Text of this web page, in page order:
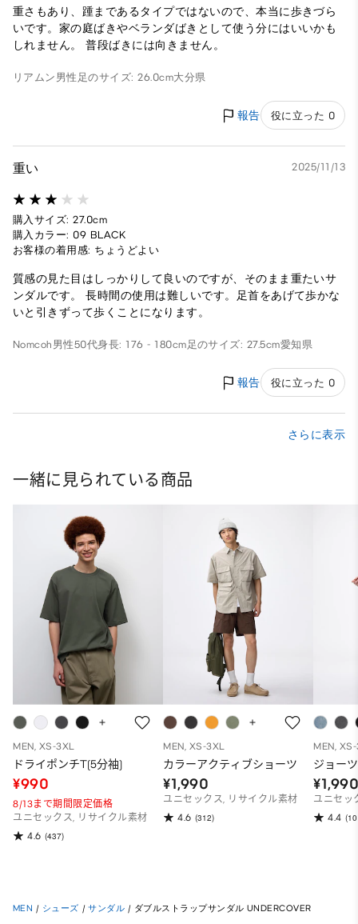
重さもあり、踵まであるタイプではないので、本当に歩きづら
いです。家の庭ばきやベランダばきとして使う分にはいいかも
しれません。 普段ばきには向きません。
リアムン 男性 足のサイズ: 26.0cm大分県
報告 役に立った 0
重い 2025/11/13
購入サイズ: 27.0cm
購入カラー: 09 BLACK
お客様の着用感: ちょうどよい
質感の見た目はしっかりして良いのですが、そのまま重たいサ
ンダルです。 長時間の使用は難しいです。足首をあげて歩かな
いと引きずって歩くことになります。
Nomcoh 男性50代身長: 176 - 180cm足のサイズ: 27.5cm愛知県
報告 役に立った 0
さらに表示
一緒に見られている商品
MEN, XS-3XL
ドライポンチT(5分袖)
¥990
8/13まで期間限定価格
ユニセックス, リサイクル素材
4.6 (437)
MEN, XS-3XL
カラーアクティブショーツ
¥1,990
ユニセックス, リサイクル素材
4.6 (312)
MEN,
ジョーツ
ユニセッ
4.4
MEN / シューズ / サンダル / ダブルストラップサンダル UNDERCOVER